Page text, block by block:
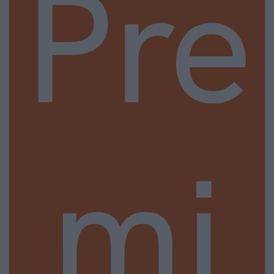
Pre